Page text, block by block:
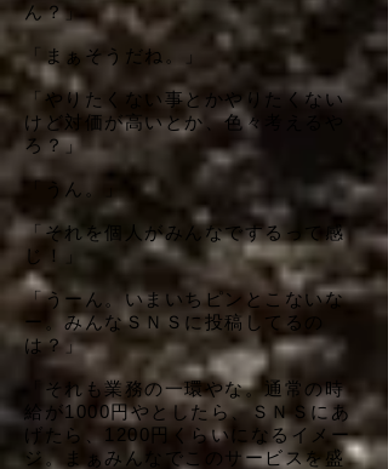
ん？」
「まぁそうだね。」
「やりたくない事とかやりたくない
けど対価が高いとか、色々考えるや
ろ？」
「うん。」
「それを個人がみんなでするって感
じ！」
「うーん。いまいちピンとこないな
ー。みんなＳＮＳに投稿してるの
は？」
「それも業務の一環やな。通常の時
給が1000円やとしたら、ＳＮＳにあ
げたら、1200円くらいになるイメー
ジ。まぁみんなでこのサービスを盛